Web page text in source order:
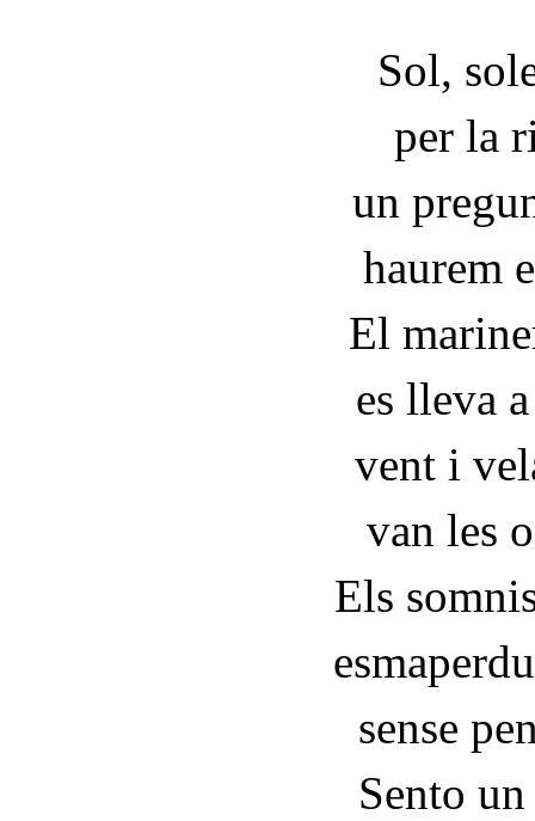
Sol,
per la
un
haurem
El
es lleva
vent i
van les
Els
sense
Sento